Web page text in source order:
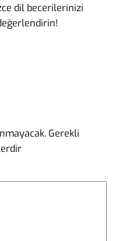
dil becerilerinizi
Gerekli